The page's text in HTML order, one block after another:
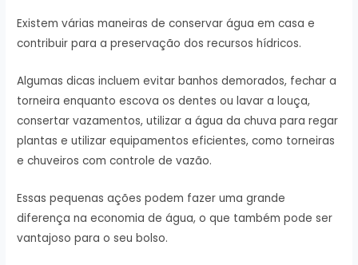
Existem várias maneiras de conservar água em casa e
contribuir para a preservação dos recursos hídricos.
Algumas dicas incluem evitar banhos demorados, fechar a
torneira enquanto escova os dentes ou lavar a louça,
consertar vazamentos, utilizar a água da chuva para regar
plantas e utilizar equipamentos eficientes, como torneiras
e chuveiros com controle de vazão.
Essas pequenas ações podem fazer uma grande
diferença na economia de água, o que também pode ser
vantajoso para o seu bolso.